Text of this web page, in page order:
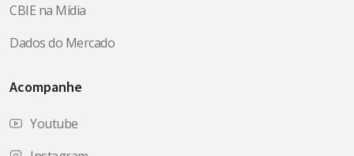
CBIE na Mídia
Dados do Mercado
Acompanhe
Youtube